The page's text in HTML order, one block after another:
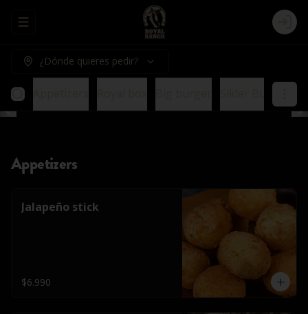
Abrir menu de navegación Login
¿Dónde quieres pedir?
Appetizers
Jalapeño stick
$6.990